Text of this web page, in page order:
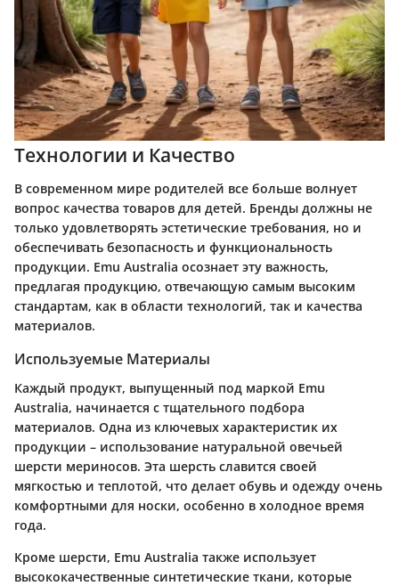
Технологии и Качество
В современном мире родителей все больше волнует
вопрос качества товаров для детей. Бренды должны не
только удовлетворять эстетические требования, но и
обеспечивать безопасность и функциональность
продукции. Emu Australia осознает эту важность,
предлагая продукцию, отвечающую самым высоким
стандартам, как в области технологий, так и качества
материалов.
Используемые Материалы
Каждый продукт, выпущенный под маркой Emu
Australia, начинается с тщательного подбора
материалов. Одна из ключевых характеристик их
продукции – использование натуральной овечьей
шерсти мериносов. Эта шерсть славится своей
мягкостью и теплотой, что делает обувь и одежду очень
комфортными для носки, особенно в холодное время
года.
Кроме шерсти, Emu Australia также использует
высококачественные синтетические ткани, которые